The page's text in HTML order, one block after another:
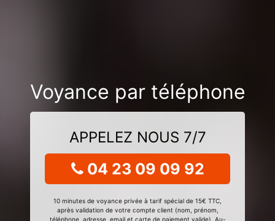
Voyance par téléphone
APPELEZ NOUS 7/7
04 23 09 09 92
10 minutes de voyance privée à tarif spécial de 15€ TTC,
après validation de votre compte client (nom, prénom,
téléphone, adresse, email et carte de paiement valide). Au-